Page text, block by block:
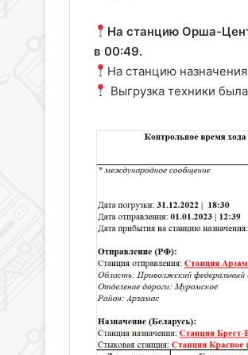
На станцию Орша-
в 00:49.
На станцию назначения
Выгрузка техники